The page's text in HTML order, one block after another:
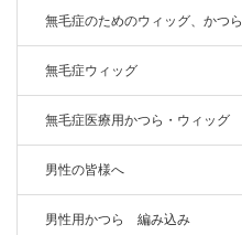
無毛症のためのウィッグ、かつら
無毛症ウィッグ
無毛症医療用かつら・ウィッグ
男性の皆様へ
男性用かつら 編み込み